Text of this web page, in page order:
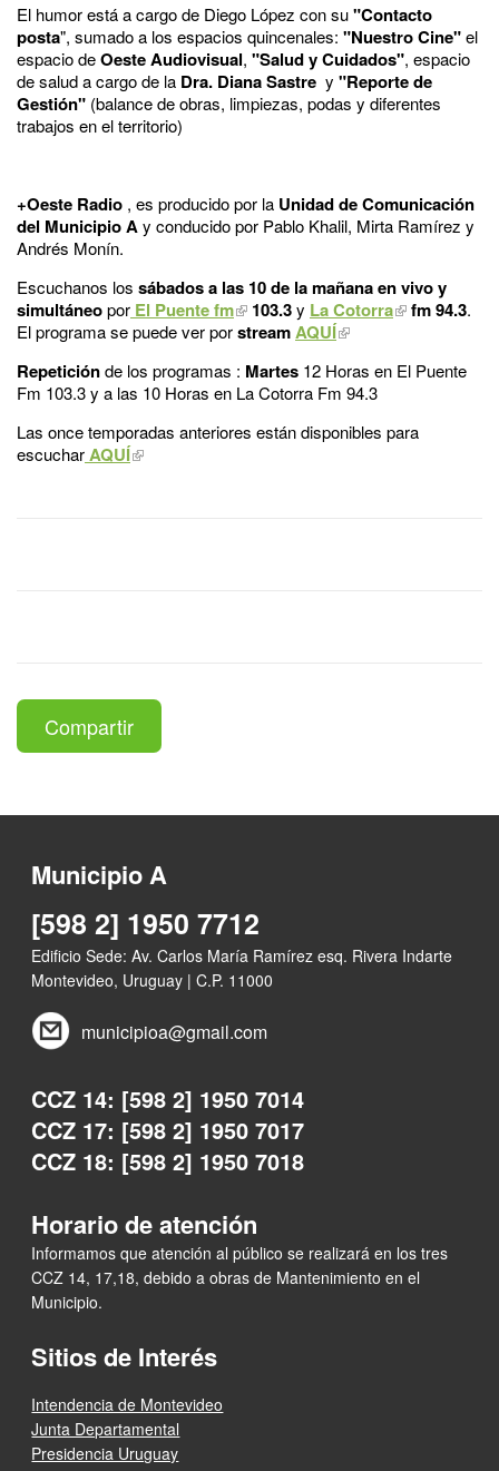
El humor está a cargo de Diego López con su"Contacto
posta", sumado a los espacios quincenales: "Nuestro Cine"el
espacio deOeste Audiovisual, "Salud y Cuidados", espacio
de salud a cargo de la Dra. Diana Sastre y "Reporte de
Gestión" (balance de obras, limpiezas, podas y diferentes
trabajos en el territorio)
+Oeste Radio , es producido por la Unidad de Comunicación
del Municipio Ay conducido por Pablo Khalil, Mirta Ramírez y
Andrés Monín.
Escuchanos los sábados a las 10 de la mañana en vivo y
simultáneopor El Puente fm 103.3y La Cotorra fm 94.3.
El programa se puede ver porstreamAQUÍ
Repeticiónde los programas : Martes 12 Horas en El Puente
Fm 103.3 y a las 10 Horas en La Cotorra Fm 94.3
Las once temporadas anteriores están disponibles para
escucharAQUÍ
Compartir
Municipio A
[598 2] 1950 7712
Edificio Sede: Av. Carlos María Ramírez esq. Rivera Indarte
Montevideo, Uruguay | C.P. 11000
municipioa@gmail.com
CCZ 14: [598 2] 1950 7014
CCZ 17: [598 2] 1950 7017
CCZ 18: [598 2] 1950 7018
Horario de atención
Informamos que atención al público se realizará en los tres
CCZ 14, 17,18, debido a obras de Mantenimiento en el
Municipio.
Sitios de Interés
Intendencia de Montevideo
Junta Departamental
Presidencia Uruguay